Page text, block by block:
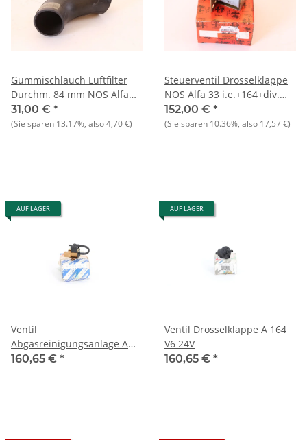
Gummischlauch Luftfilter
Durchm. 84 mm NOS Alfa
164
31,00 € *
(Sie sparen 13.17%, also4,70 €)
Steuerventil Drosselklappe
NOS Alfa 33 i.e.+164+div.
Fiat+Lancia
152,00 € *
(Sie sparen 10.36%, also 17,57 €)
AUF LAGER
Ventil
Abgasreinigungsanlage A
164 3.0 24 V
160,65 € *
AUF LAGER
Ventil Drosselklappe A 164
V6 24V
160,65 € *